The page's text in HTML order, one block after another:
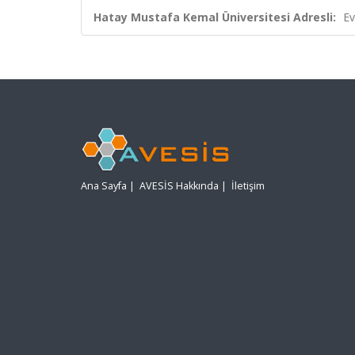
Hatay Mustafa Kemal Üniversitesi Adresli:
Ana Sayfa | AVESİS Hakkında | İletişim